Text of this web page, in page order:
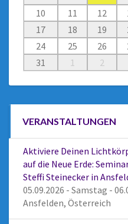
10
11 12
17
18 19
24
25 26
31
1 2
VERANSTALTUNGEN
Aktiviere Deinen
auf die Neue Erde:
Steffi Steinecker in
05.09.2026 - Samstag -
Ansfelden, Österreich